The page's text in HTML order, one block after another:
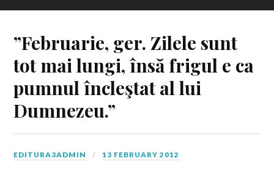
”Februarie, ger. Zilele sunt
tot mai lungi, însă frigul e ca
pumnul încleştat al lui
Dumnezeu.”
EDITURA3ADMIN 13 FEBRUARY 2012